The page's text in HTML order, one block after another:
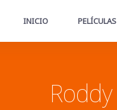
INICIO PELÍCULAS